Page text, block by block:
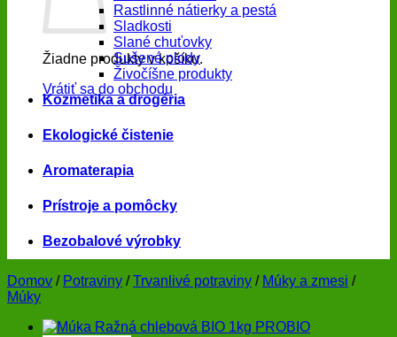
Žiadne produkty v košíku.
Vrátiť sa do obchodu
Rastlinné nátierky a pestá
Sladkosti
Slané chuťovky
Sušené plody
Živočíšne produkty
Kozmetika a drogéria
Ekologické čistenie
Aromaterapia
Prístroje a pomôcky
Bezobalové výrobky
Domov / Potraviny / Trvanlivé potraviny / Múky a zmesi /
Múky